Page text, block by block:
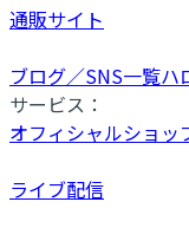
通販サイト
ブログ／SNS一覧ハ
サービス：
オフィシャルショッ
ライブ配信